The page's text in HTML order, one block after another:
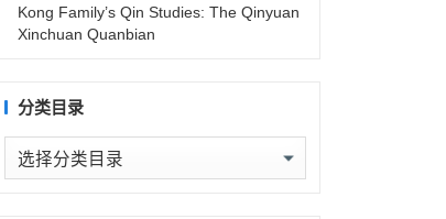
Kong Family’s Qin Studies: The Qinyuan
Xinchuan Quanbian
分类目录
分
类